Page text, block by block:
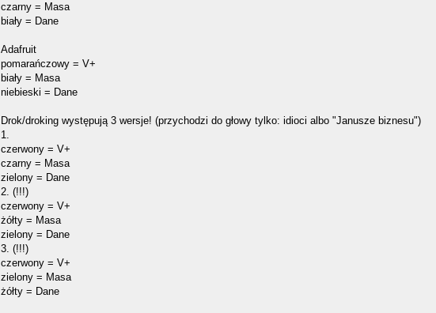
czarny = Masa
biały = Dane
Adafruit
pomarańczowy = V+
biały = Masa
niebieski = Dane
Drok/droking występują 3 wersje! (przychodzi do głowy tylko: idioci albo "Janusze biznesu")
1.
czerwony = V+
czarny = Masa
zielony = Dane
2. (!!!)
czerwony = V+
żółty = Masa
zielony = Dane
3. (!!!)
czerwony = V+
zielony = Masa
żółty = Dane